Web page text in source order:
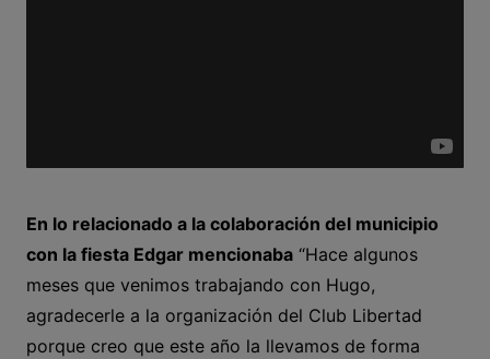
En lo relacionado a la colaboración del municipio
con la fiesta Edgar mencionaba“Hace algunos
meses que venimos trabajando con Hugo,
agradecerle a la organización del Club Libertad
porque creo que este año la llevamos de forma